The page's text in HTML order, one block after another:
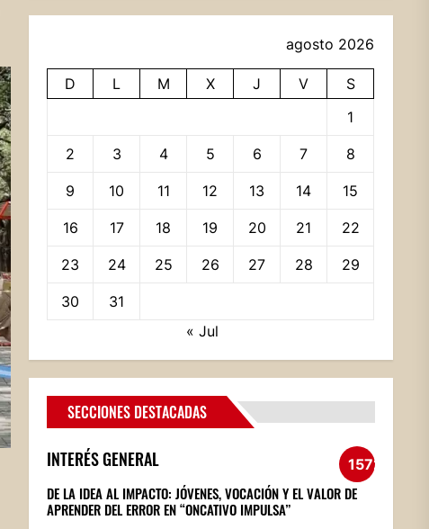
agosto 2026
D L M X J V
S
1
2 3 4 5 6 7 8
9 10 11 12 13 14 15
16 17 18 19 20 21 22
23 24 25 26 27 28 29
30
31
« Jul
SECCIONES DESTACADAS
INTERÉS GENERAL 1572
DE LA IDEA AL IMPACTO: JÓVENES, VOCACIÓN Y EL VALOR DE
APRENDER DEL ERROR EN “ONCATIVO IMPULSA”